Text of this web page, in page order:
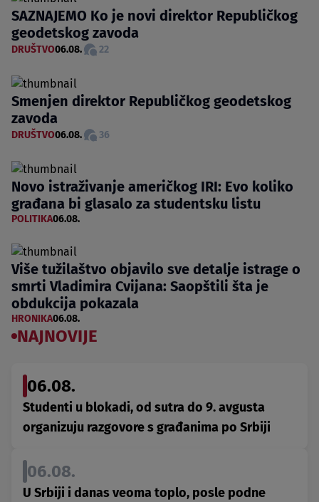
SAZNAJEMO Ko je novi direktor Republičkog
geodetskog zavoda
DRUŠTVO06.08. 22
Smenjen direktor Republičkog geodetskog
zavoda
DRUŠTVO06.08. 36
Novo istraživanje američkog IRI: Evo koliko
građana bi glasalo za studentsku listu
POLITIKA06.08.
Više tužilaštvo objavilo sve detalje istrage o
smrti Vladimira Cvijana: Saopštili šta je
obdukcija pokazala
HRONIKA06.08.
NAJNOVIJE
06.08.
Studenti u blokadi, od sutra do 9. avgusta
organizuju razgovore s građanima po Srbiji
06.08.
U Srbiji i danas veoma toplo, posle podne